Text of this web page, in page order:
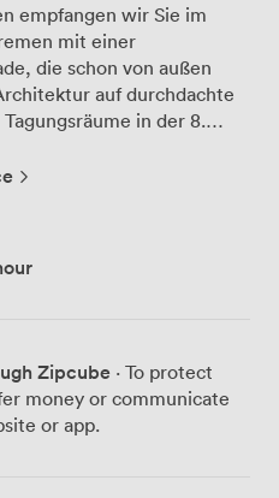
empfangen wir Sie im
mit einer
die schon von außen
auf durchdachte
in der 8.
spektakulären Ausblick
Kamin und
für Ihre Veranstaltung. Für
dem neuesten Stand,
allen Räumen
Zipcube · To protect
money or communicate
or app.